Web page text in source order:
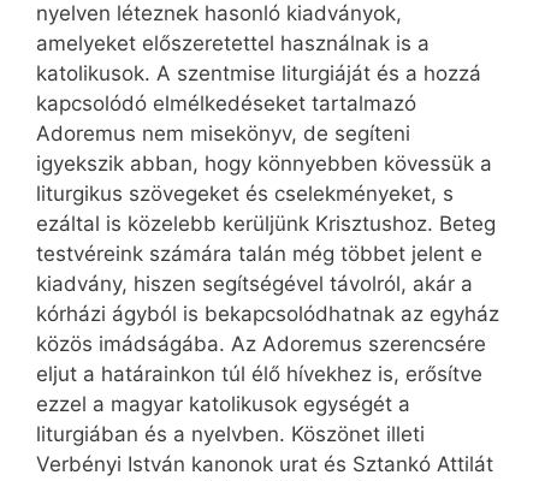
nyelven léteznek hasonló kiadványok,
amelyeket előszeretettel használnak is a
katolikusok. A szentmise liturgiáját és a hozzá
kapcsolódó elmélkedéseket tartalmazó
Adoremus nem misekönyv, de segíteni
igyekszik abban, hogy könnyebben kövessük a
liturgikus szövegeket és cselekményeket, s
ezáltal is közelebb kerüljünk Krisztushoz. Beteg
testvéreink számára talán még többet jelent e
kiadvány, hiszen segítségével távolról, akár a
kórházi ágyból is bekapcsolódhatnak az egyház
közös imádságába. Az Adoremus szerencsére
eljut a határainkon túl élő hívekhez is, erősítve
ezzel a magyar katolikusok egységét a
liturgiában és a nyelvben. Köszönet illeti
Verbényi István kanonok urat és Sztankó Attilát